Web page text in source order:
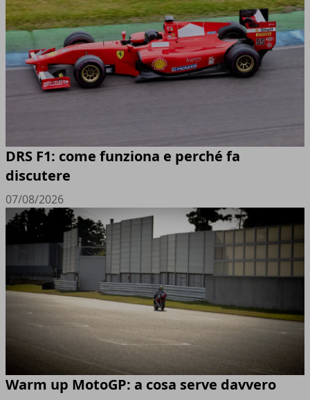
DRS F1: come funziona e perché fa
discutere
07/08/2026
Warm up MotoGP: a cosa serve davvero